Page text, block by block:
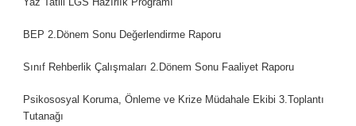
BEP 2.Dönem Sonu Değerlendirme Raporu
Sınıf Rehberlik Çalışmaları 2.Dönem Sonu Faaliyet Raporu
Psikososyal Koruma, Önleme ve Krize Müdahale Ekibi 3.Toplantı
Tutanağı